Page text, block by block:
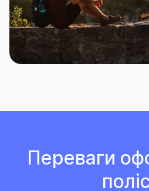
Переваги